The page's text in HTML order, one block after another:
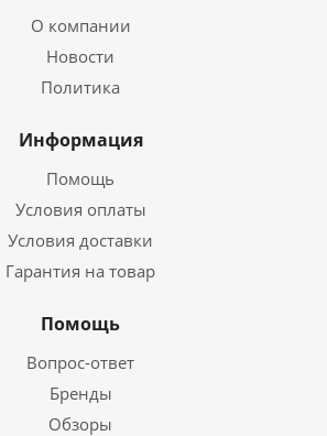
О компании
Новости
Политика
Информация
Помощь
Условия оплаты
Условия доставки
Гарантия на товар
Помощь
Вопрос-ответ
Бренды
Обзоры